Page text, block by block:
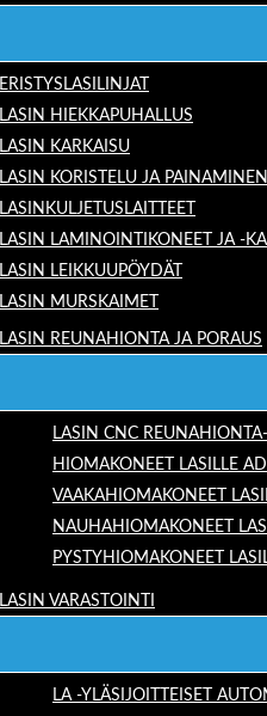
ERISTYSLASILINJAT
LASIN HIEKKAPUHALLUS
LASIN KARKAISU
LASIN KORISTELU JA PAINAMINEN
LASINKULJETUSLAITTEET
LASIN LAMINOINTIKONEET JA -
LASIN LEIKKUUPÖYDÄT
LASIN MURSKAIMET
LASIN REUNAHIONTA JA PORAUS
LASIN CNC REUNAHIONTA-
HIOMAKONEET LASILLE
VAAKAHIOMAKONEET
NAUHAHIOMAKONEET
PYSTYHIOMAKONEET
LASIN VARASTOINTI
LA -YLÄSIJOITTEISET